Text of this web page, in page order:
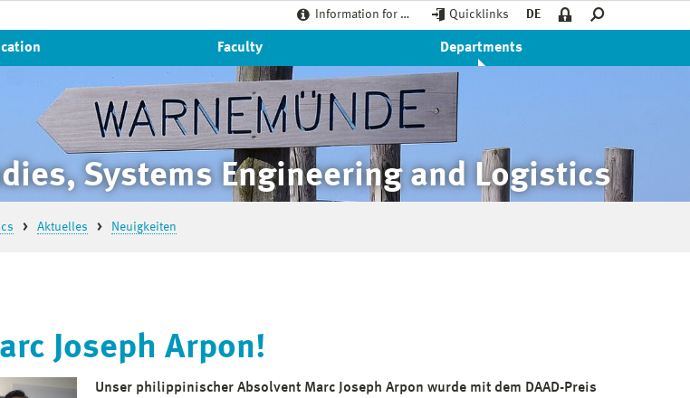
Information for … Quicklinks DE
Faculty Departments
Systems Engineering and Logistics
Aktuelles Neuigkeiten
Joseph Arpon!
Unser philippinischer Absolvent Marc Joseph Arpon wurde mit dem DAAD-Preis